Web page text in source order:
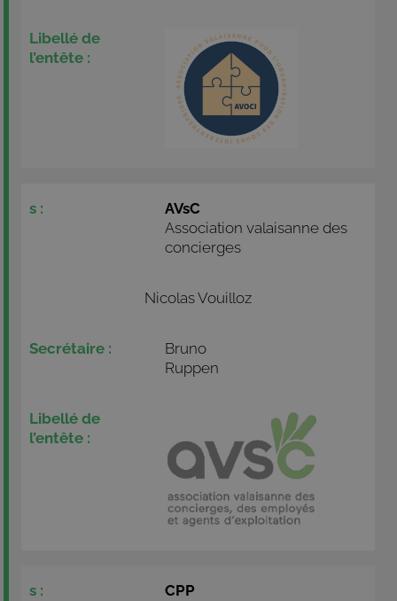
AVsC
Association valaisanne des
concierges
Nicolas Vouilloz
Bruno
Ruppen
CPP